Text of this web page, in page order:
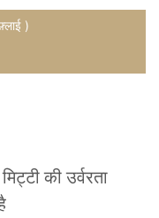
)
की उर्वरता